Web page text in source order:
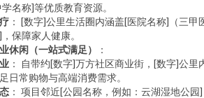
名称]等优质教育资源。
： [数字]公里生活圈内涵盖[医院名称]（三甲
保障家人健康。
休闲（一站式满足）
：
： 自带约[数字]万方社区商业街，[数字]公
日常购物与高端消费需求。
： 项目邻近[公园名称，例如：云湖湿地公